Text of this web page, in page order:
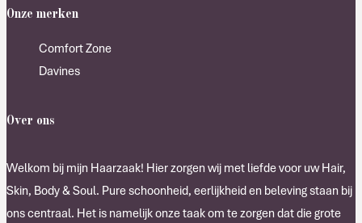
Onze merken
Comfort Zone
Davines
Over ons
Welkom bij mijn Haarzaak! Hier zorgen wij met liefde voor uw Hair,
Skin, Body & Soul. Pure schoonheid, eerlijkheid en beleving staan bij
ons centraal. Het is namelijk onze taak om te zorgen dat die grote